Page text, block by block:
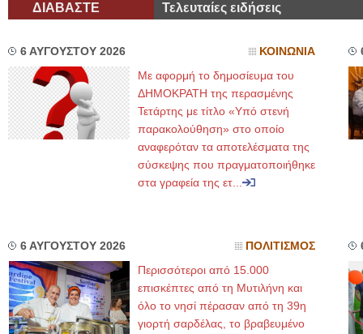
ΔΙΑΒΑΣΤΕ Τελευταίες ειδήσεις
6 ΑΥΓΟΥΣΤΟΥ 2026 ΚΟΙΝΩΝΙΑ
Με αφορμή το δημοσίευμα του
ΔΗΜΟΚΡΑΤΗ της περασμένης
Τετάρτης με τίτλο «Υπό στενή
παρακολούθηση» στο οποίο
αναφερόταν τα αποτελέσματα της
σύσκεψης που πραγματοποιήθηκε
στα γραφεία της ετ...
6 ΑΥΓΟΥΣΤΟΥ 2026 ΠΟΛΙΤΙΣΜΟΣ
Περισσότεροι από 15.000
επισκέπτες από τη Μυτιλήνη και
όλο το νησί πέρασαν από τη 39η
γιορτή σαρδέλας, το βραβευμένο